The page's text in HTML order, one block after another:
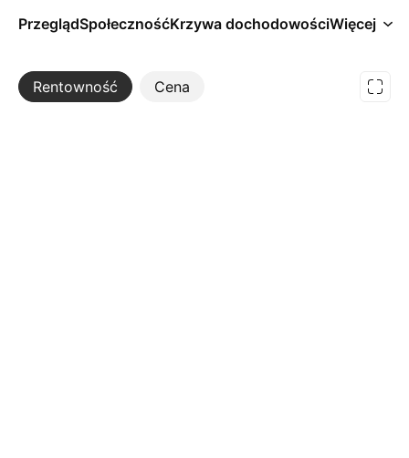
PrzeglądSpołecznośćKrzywa dochodowościWięcej
Rentowność Cena
Więcej